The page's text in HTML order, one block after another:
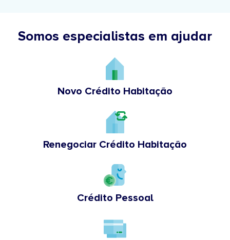
Somos especialistas em ajudar
Novo Crédito Habitação
Renegociar Crédito Habitação
Crédito Pessoal